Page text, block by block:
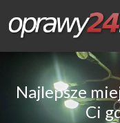
Najlepsze
Ci